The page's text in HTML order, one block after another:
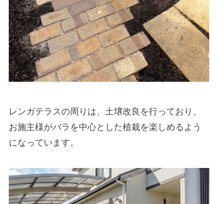
レンガテラスの周りは、土壌改良を行っており、
お施主様がバラを中心とした植栽を楽しめるよう
になっています。